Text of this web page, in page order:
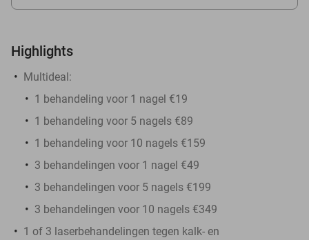
Highlights
Multideal:
1 behandeling voor 1 nagel €19
1 behandeling voor 5 nagels €89
1 behandeling voor 10 nagels €159
3 behandelingen voor 1 nagel €49
3 behandelingen voor 5 nagels €199
3 behandelingen voor 10 nagels €349
1 of 3 laserbehandelingen tegen kalk- en